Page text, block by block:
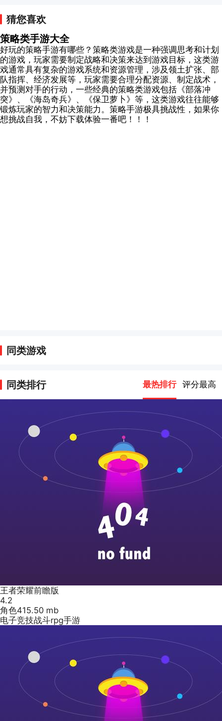
猜您喜欢
策略类手游大全
好玩的策略手游有哪些？策略类游戏是一种强调思考和计划
的游戏，玩家需要制定战略和决策来达到游戏目标，这类游
戏通常具有复杂的游戏系统和资源管理，涉及领土扩张、部
队指挥、经济发展等，玩家需要合理分配资源、制定战术，
并预测对手的行动，一些经典的策略类游戏包括《部落冲
突》、《海岛奇兵》、《保卫萝卜》等，这类游戏往往能够
锻炼玩家的智力和决策能力。策略手游极具挑战性，如果你
想挑战自我，不妨下载体验一番吧！！！
同类游戏
同类排行 最热排行 评分最高
王者荣耀前瞻版
4.2
角色415.50 mb
电子竞技战斗rpg手游